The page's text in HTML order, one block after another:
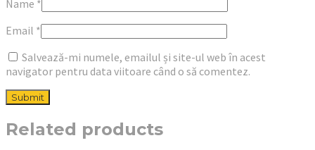
Name *
Email *
Salvează-mi numele, emailul și site-ul web în acest
navigator pentru data viitoare când o să comentez.
Related products